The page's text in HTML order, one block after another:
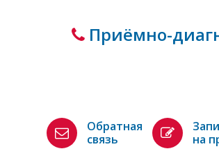
Приёмно-
Обратная
связь
на